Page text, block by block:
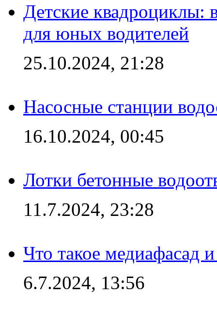
Детские квадроциклы:
для юных водителей
25.10.2024, 21:28
Насосные станции
16.10.2024, 00:45
Лотки бетонные
11.7.2024, 23:28
Что такое медиафасад
6.7.2024, 13:56